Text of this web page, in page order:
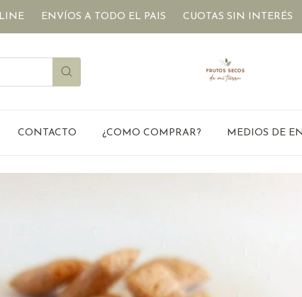
ENVÍOS A TODO EL PAIS CUOTAS SIN INTERÉS
CONTACTO ¿COMO COMPRAR? MEDIOS DE